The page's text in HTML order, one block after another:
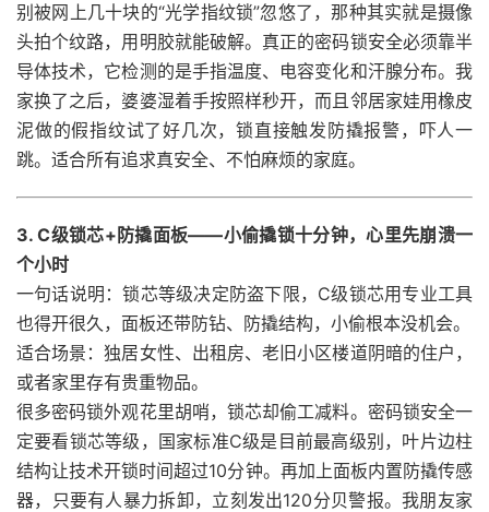
别被网上几十块的“光学指纹锁”忽悠了，那种其实就是摄像
头拍个纹路，用明胶就能破解。真正的密码锁安全必须靠半
导体技术，它检测的是手指温度、电容变化和汗腺分布。我
家换了之后，婆婆湿着手按照样秒开，而且邻居家娃用橡皮
泥做的假指纹试了好几次，锁直接触发防撬报警，吓人一
跳。适合所有追求真安全、不怕麻烦的家庭。
3. C级锁芯+防撬面板——小偷撬锁十分钟，心里先崩溃一
个小时
一句话说明：锁芯等级决定防盗下限，C级锁芯用专业工具
也得开很久，面板还带防钻、防撬结构，小偷根本没机会。
适合场景：独居女性、出租房、老旧小区楼道阴暗的住户，
或者家里存有贵重物品。
很多密码锁外观花里胡哨，锁芯却偷工减料。密码锁安全一
定要看锁芯等级，国家标准C级是目前最高级别，叶片边柱
结构让技术开锁时间超过10分钟。再加上面板内置防撬传感
器，只要有人暴力拆卸，立刻发出120分贝警报。我朋友家